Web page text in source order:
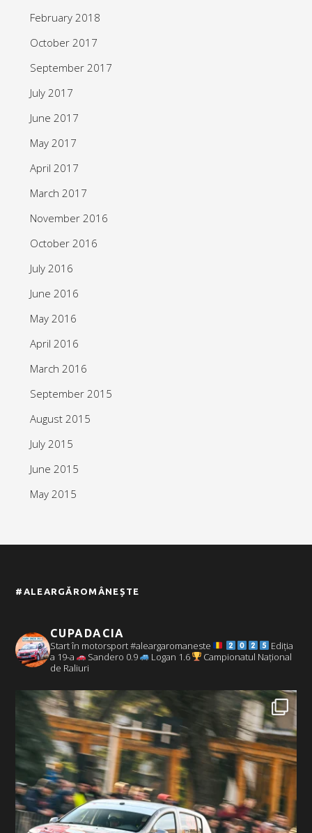
February 2018
October 2017
September 2017
July 2017
June 2017
May 2017
April 2017
March 2017
November 2016
October 2016
July 2016
June 2016
May 2016
April 2016
March 2016
September 2015
August 2015
July 2015
June 2015
May 2015
#ALEARGĂROMÂNEȘTE
CUPADACIA
Start în motorsport #aleargaromaneste
Ediția
a 19-a
Sandero 0.9 Logan 1.6
Campionatul Național
de Raliuri